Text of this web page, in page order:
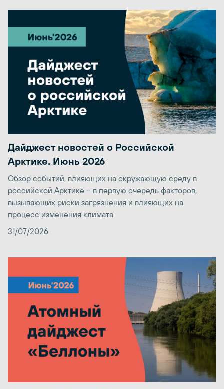
Дайджест новостей о Российской
Арктике. Июнь 2026
Обзор событий, влияющих на окружающую среду в
российской Арктике – в первую очередь факторов,
вызывающих риски загрязнения и влияющих на
процесс изменения климата
31/07/2026